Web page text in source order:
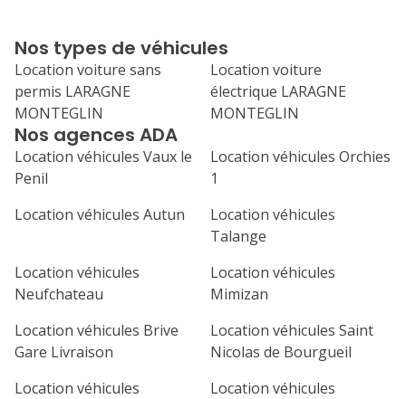
24 25 26
31
lu ma me je
ve
2
7 8 9 10
16 17
21 23
30
Nos agences ADA
Location véhicules Vaux le
Penil
Location véhicules Orchies
1
Location véhicules Autun
Location véhicules
Talange
Location véhicules
Neufchateau
Location véhicules
Mimizan
Location véhicules Brive
Gare Livraison
Location véhicules Saint
Nicolas de Bourgueil
Location véhicules
Location véhicules
Nos types de véhicules
Location voiture sans
permis LARAGNE
MONTEGLIN
Location voiture
électrique LARAGNE
MONTEGLIN